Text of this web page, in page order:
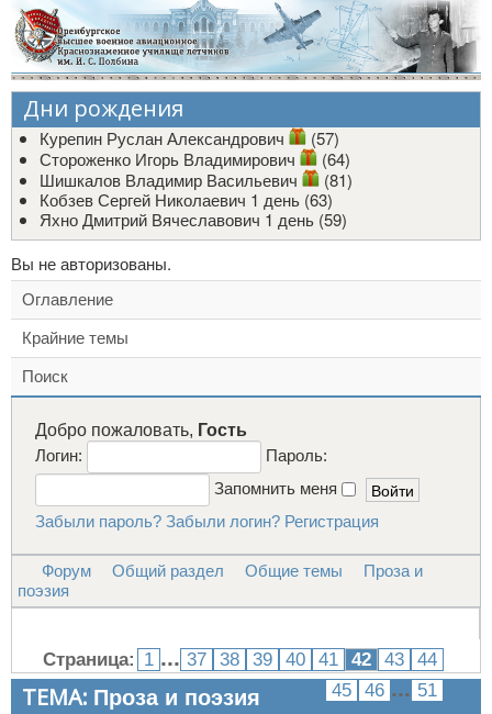
Дни рождения
Курепин Руслан Александрович
(57)
Стороженко Игорь Владимирович
(64)
Шишкалов Владимир Васильевич
(81)
Кобзев Сергей Николаевич 1 день (63)
Яхно Дмитрий Вячеславович 1 день (59)
Вы не авторизованы.
Оглавление
Крайние темы
Поиск
Добро пожаловать, Гость
Логин:
Пароль:
Запомнить меня
Забыли пароль? Забыли логин? Регистрация
Форум Общий раздел Общие темы
Проза и
поэзия
Страница: 1 ... 37 38 39 40 41 42 43
44
45
46 ... 51
ТЕМА: Проза и поэзия